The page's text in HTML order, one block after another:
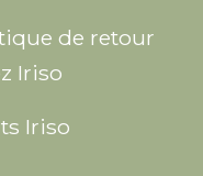
de retour
Iriso
Iriso